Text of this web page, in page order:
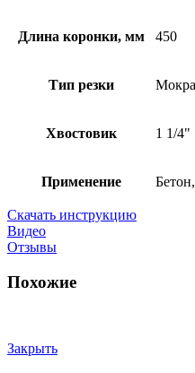
Длина коронки, мм 450
Тип резки
Хвостовик 1 1/4"
Применение
Скачать инструкцию
Видео
Отзывы
Похожие
Закрыть